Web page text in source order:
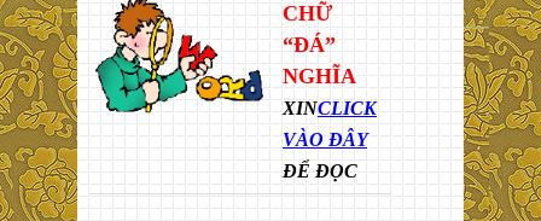
CHỮ
“ĐÁ”
NGHĨA
XINCLICK
VÀO ĐÂY
ĐỂ ĐỌC